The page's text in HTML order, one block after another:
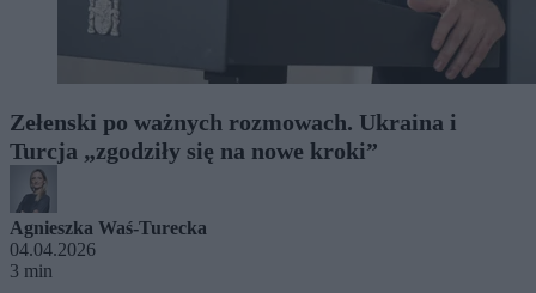
Zełenski po ważnych rozmowach. Ukraina i
Turcja „zgodziły się na nowe kroki”
Agnieszka Waś-Turecka
04.04.2026
3 min